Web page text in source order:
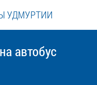
УДМУРТИИ
на автобус